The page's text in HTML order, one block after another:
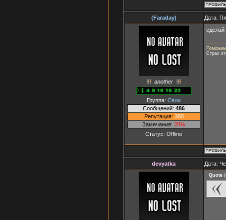
(Faraday) Дата:
another
Группа: Свои
Сообщений: 486
Репутация: 380
Замечания: 20%
Статус: Offline
сделай
Поможем
Страх
devyatka Дата:
Quote (